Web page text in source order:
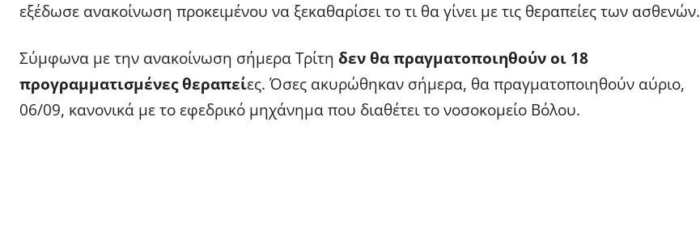
εξέδωσε ανακοίνωση προκειμένου να ξεκαθαρίσει το τι θα γίνει με τις θεραπείες των ασθενών.
Σύμφωνα με την ανακοίνωση σήμερα Τρίτη δεν θα πραγματοποιηθούν οι 18
προγραμματισμένες θεραπείες. Όσες ακυρώθηκαν σήμερα, θα πραγματοποιηθούν αύριο,
06/09, κανονικά με το εφεδρικό μηχάνημα που διαθέτει το νοσοκομείο Βόλου.